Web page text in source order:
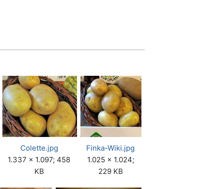
Colette.jpg
1.337 × 1.097; 458
KB
Finka-Wiki.jpg
1.025 × 1.024;
229 KB